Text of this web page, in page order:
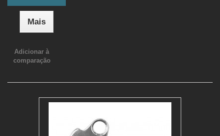
Mais
Adicionar à
comparação